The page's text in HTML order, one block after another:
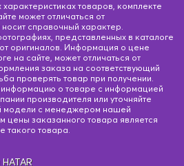
товаров, комплекте
может отличаться от
справочный характер.
представленных в каталоге
от оригиналов. Информация о цене
на сайте, может отличаться от
заказа на соответствующий
проверять товар при получении.
о товаре с информацией
производителя или уточняйте
модели с менеджером нашей
заказанного товара является
такого товара.